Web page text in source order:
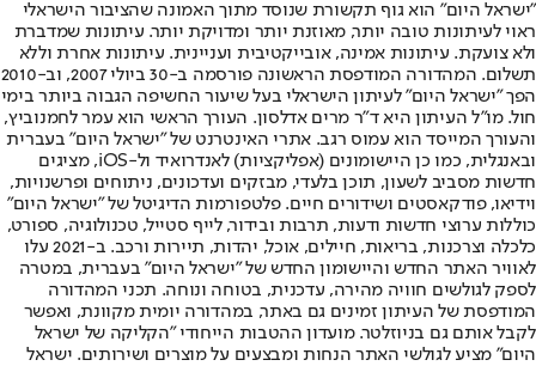
"ישראל היום" הוא גוף תקשורת שנוסד מתוך האמונה שהציבור הישראלי
ראוי לעיתונות טובה יותר, מאוזנת יותר ומדויקת יותר. עיתונות שמדברת
ולא צועקת. עיתונות אמינה, אובייקטיבית ועניינית. עיתונות אחרת וללא
תשלום. המהדורה המודפסת הראשונה פורסמה ב-30 ביולי 2007, וב-2010
הפך "ישראל היום" לעיתון הישראלי בעל שיעור החשיפה הגבוה ביותר בימי
חול. מו"ל העיתון היא ד"ר מרים אדלסון. העורך הראשי הוא עמר לחמנוביץ,
והעורך המייסד הוא עמוס רגב. אתרי האינטרנט של "ישראל היום" בעברית
ובאנגלית, כמו כן היישומונים (אפליקציות) לאנדרואיד ול-iOS, מציגים
חדשות מסביב לשעון, תוכן בלעדי, מבזקים ועדכונים, ניתוחים ופרשנויות,
וידיאו, פודקאסטים ושידורים חיים. פלטפורמות הדיגיטל של "ישראל היום"
כוללות ערוצי חדשות ודעות, תרבות ובידור, לייף סטייל, טכנולוגיה, ספורט,
כלכלה וצרכנות, בריאות, חיילים, אוכל, יהדות, תיירות ורכב. ב-2021 עלו
לאוויר האתר החדש והיישומון החדש של "ישראל היום" בעברית, במטרה
לספק לגולשים חוויה מהירה, עדכנית, בטוחה ונוחה. תכני המהדורה
המודפסת של העיתון זמינים גם באתר, במהדורה יומית מקוונת, ואפשר
לקבל אותם גם בניוזלטר. מועדון ההטבות הייחודי "הקליקה של ישראל
היום" מציע לגולשי האתר הנחות ומבצעים על מוצרים ושירותים. ישראל